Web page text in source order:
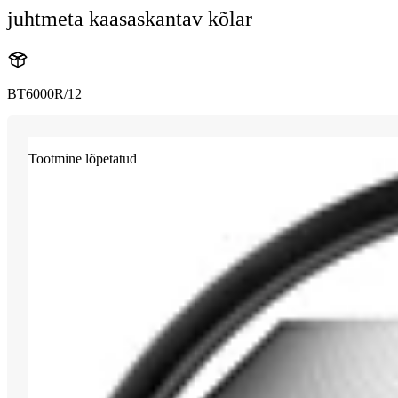
juhtmeta kaasaskantav kõlar
BT6000R/12
Tootmine lõpetatud